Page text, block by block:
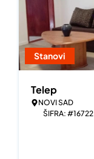
Stanovi
Telep
NOVI SAD
ŠIFRA: #16722